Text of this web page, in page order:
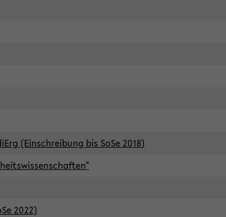
(Einschreibung bis SoSe 2018)
2022)